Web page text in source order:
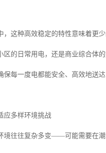
，这种高效稳定的特性意味着更
区的日常用电，还是商业综合体
保每一度电都能安全、高效地送达
应多样环境挑战
境往往复杂多变——可能需要在